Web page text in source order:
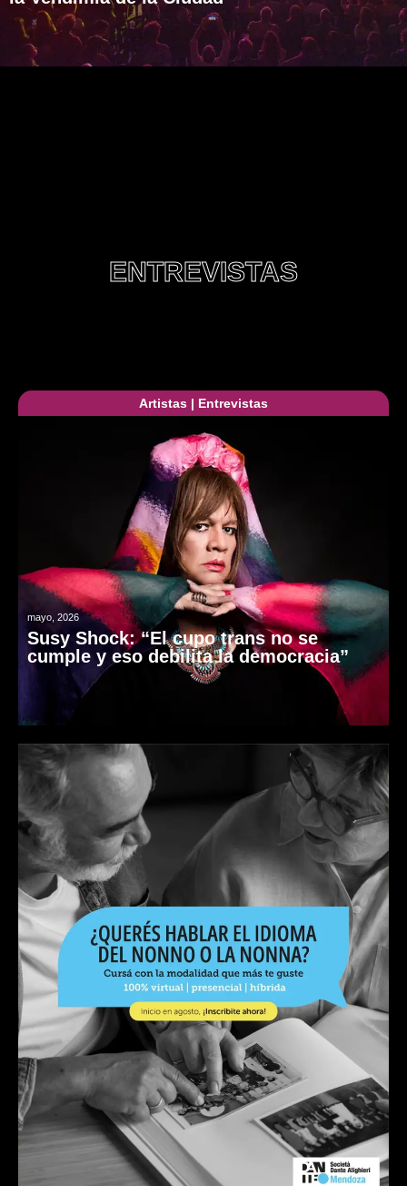
ENTREVISTAS
Artistas | Entrevistas
mayo, 2026
Susy Shock: “El cupo trans no se
cumple y eso debilita la democracia”